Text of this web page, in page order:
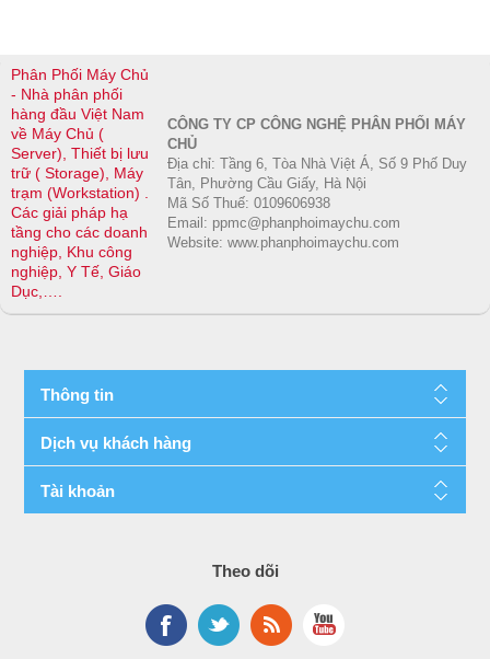
Phân Phối Máy Chủ
- Nhà phân phối
hàng đầu Việt Nam
về Máy Chủ (
Server), Thiết bị lưu
trữ ( Storage), Máy
trạm (Workstation) .
Các giải pháp hạ
tầng cho các doanh
nghiệp, Khu công
nghiệp, Y Tế, Giáo
Dục,….
CÔNG TY CP CÔNG NGHỆ PHÂN PHỐI MÁY
CHỦ
Địa chỉ: Tầng 6, Tòa Nhà Việt Á, Số 9 Phố Duy
Tân, Phường Cầu Giấy, Hà Nội
Mã Số Thuế: 0109606938
Email: ppmc@phanphoimaychu.com
Website: www.phanphoimaychu.com
Thông tin
Dịch vụ khách hàng
Tài khoản
Theo dõi